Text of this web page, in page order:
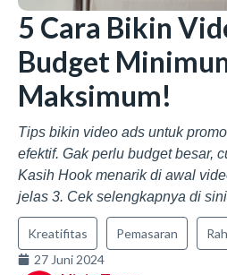
5 Cara Bikin
Budget
Maksimum!
Tips bikin video ads untuk
efektif. Gak perlu budget besar,
Kasih Hook menarik di awal
jelas 3. Cek selengkapnya di
Kreatifitas Pemasaran
27 Juni 2024